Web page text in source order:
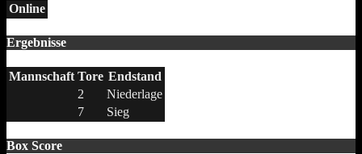
Online
Ergebnisse
Mannschaft Tore Endstand
2
Niederlage
7
Sieg
Box Score